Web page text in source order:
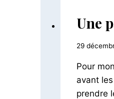
BAR
-
|
MONDE
PARIS
Une
Par
Petit
Pois
29
Pour
avant
prendre